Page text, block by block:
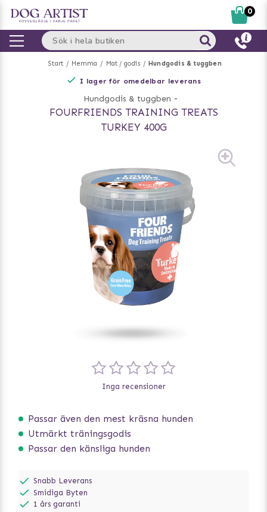
Start Hemma Mat / godis Hundgodis & tuggben
I lager för omedelbar leverans
Hundgodis & tuggben -
FOURFRIENDS TRAINING TREATS
TURKEY 400G
Passar även den mest kräsna hunden
Utmärkt träningsgodis
Passar den känsliga hunden
Inga recensioner
Snabb Leverans
Smidiga Byten
1 års garanti
0